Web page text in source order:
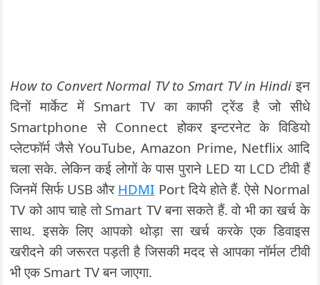
How to Convert Normal TV to Smart TV in Hindi इन
दिनों मार्केट में Smart TV का काफी ट्रेंड है जो सीधे
Smartphone से Connect होकर इन्टरनेट के विडियो
प्लेटफॉर्म जैसे YouTube, Amazon Prime, Netflix आदि
चला सके. लेकिन कई लोगों के पास पुराने LED या LCD टीवी हैं
जिनमें सिर्फ USB और HDMI Port दिये होते हैं. ऐसे Normal
TV को आप चाहे तो Smart TV बना सकते हैं. वो भी का खर्च के
साथ. इसके लिए आपको थोड़ा सा खर्च करके एक डिवाइस
खरीदने की जरूरत पड़ती है जिसकी मदद से आपका नॉर्मल टीवी
भी एक Smart TV बन जाएगा.